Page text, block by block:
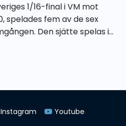
1/16-final i VM mot
spelades fem av de sex
Den sjätte spelas i...
Youtube